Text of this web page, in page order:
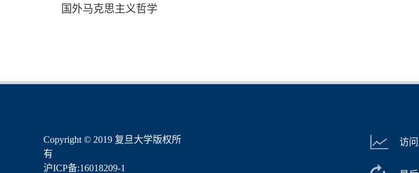
国外马克思主义哲学
​Copyright © 2019 复旦大学版权所
有
沪ICP备:16018209-1
访问